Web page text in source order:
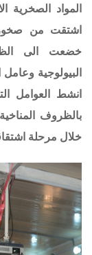
المواد الصخرية
اشتقت من صخور
خضعت الى
البيولوجية
انشط العوامل
بالظروف
خلال مرحلة